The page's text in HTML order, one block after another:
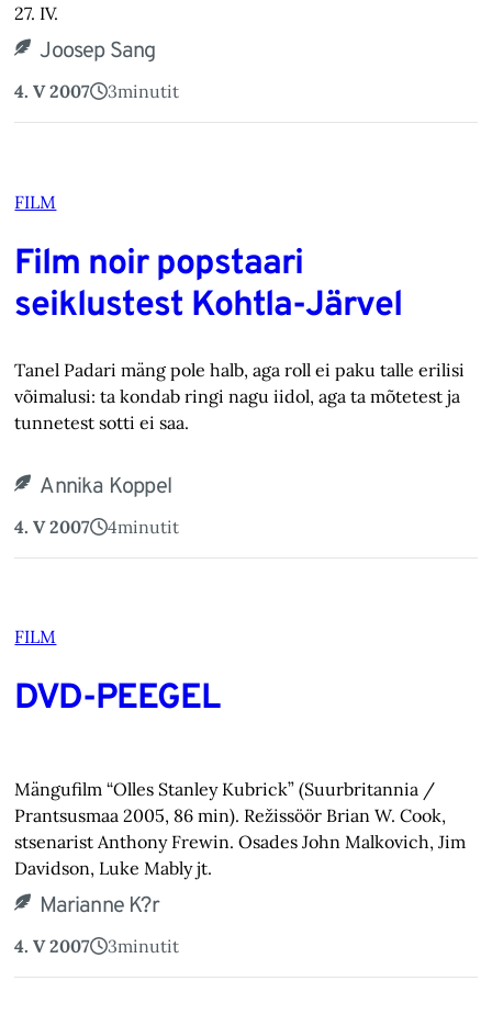
27. IV.
Joosep Sang
4. V 2007 3minutit
FILM
Film noir popstaari
seiklustest Kohtla-Järvel
Tanel Padari mäng pole halb, aga roll ei paku talle erilisi
võimalusi: ta kondab ringi nagu iidol, aga ta mõtetest ja
tunnetest sotti ei saa.
Annika Koppel
4. V 2007 4minutit
FILM
DVD-PEEGEL
Mängufilm “Olles Stanley Kubrick” (Suurbritannia /
Prantsusmaa 2005, 86 min). Režissöör Brian W. Cook,
stsenarist Anthony Frewin. Osades John Malkovich, Jim
Davidson, Luke Mably jt.
Marianne K?r
4. V 2007 3minutit